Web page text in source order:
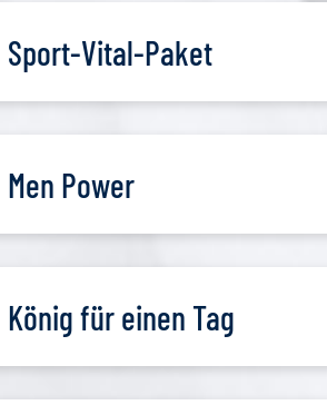
Sport-Vital-Paket
Men Power
König für einen Tag